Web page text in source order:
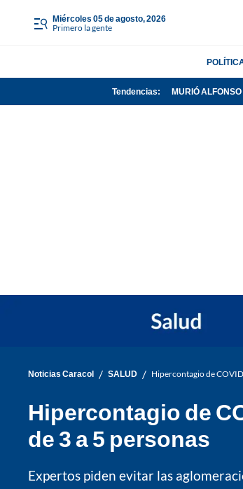
miércoles 05 de agosto, 2026
Primero la gente
Tendencias: MURIÓ
Noticias Caracol / SALUD / Hipercontagio de
Hipercontagio de
de 3 a 5 personas
Expertos piden evitar las